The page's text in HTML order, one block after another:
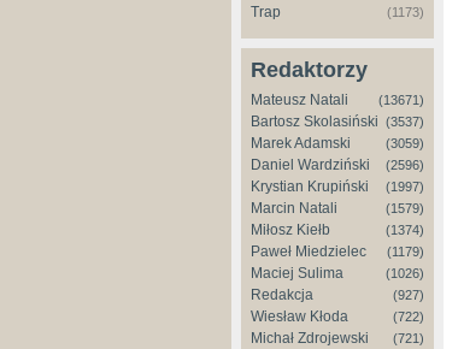
Trap (1173)
Redaktorzy
Mateusz Natali (13671)
Bartosz Skolasiński (3537)
Marek Adamski (3059)
Daniel Wardziński (2596)
Krystian Krupiński (1997)
Marcin Natali (1579)
Miłosz Kiełb (1374)
Paweł Miedzielec (1179)
Maciej Sulima (1026)
Redakcja (927)
Wiesław Kłoda (722)
Michał Zdrojewski (721)